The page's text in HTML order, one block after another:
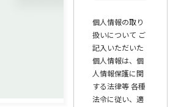
個人情報の取り
扱いについて ご
記入いただいた
個人情報は、個
人情報保護に関
する法律等 各種
法令に従い、適